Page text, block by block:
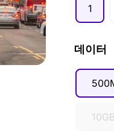
1
데이터
10GB